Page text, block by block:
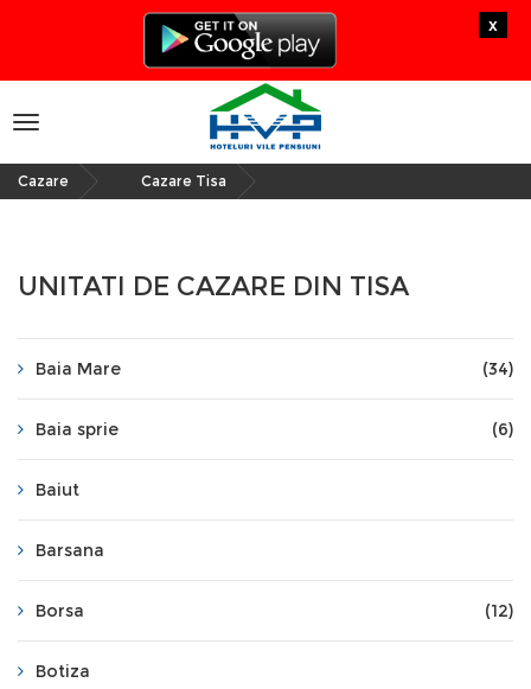
x
Toggle
navigation
Cazare Cazare Tisa
UNITATI DE CAZARE DIN TISA
Baia Mare (34)
Baia sprie (6)
Baiut
Barsana
Borsa (12)
Botiza